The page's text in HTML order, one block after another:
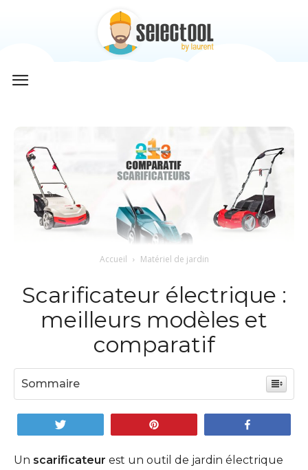
by
Laurent
Accueil Matériel de jardin
Scarificateur électrique :
meilleurs modèles et
comparatif
Sommaire
Un scarificateur est un outil de jardin électrique